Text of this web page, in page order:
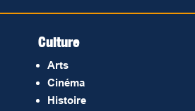
Culture
Arts
Cinéma
Histoire